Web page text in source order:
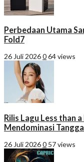
Perbedaan Utama
Fold7
26 Juli 2026064 views
Rilis Lagu Less than
Mendominasi
26 Juli 20260 57 views